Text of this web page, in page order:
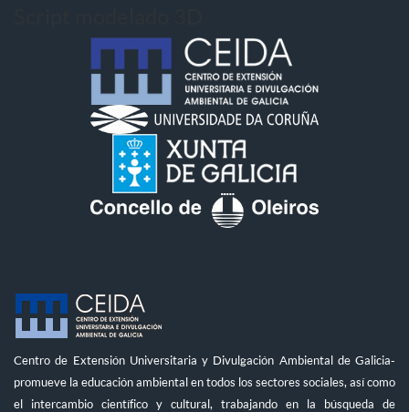
Centro de Extensión Universitaria y Divulgación Ambiental de Galicia-
promueve la educación ambiental en todos los sectores sociales, así como
el intercambio científico y cultural, trabajando en la búsqueda de